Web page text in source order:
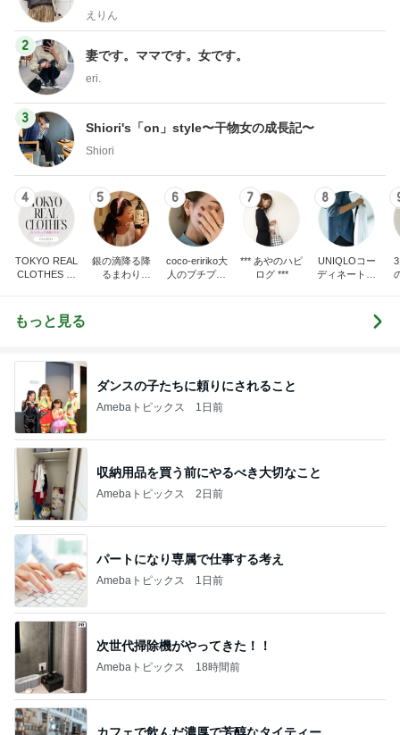
えりん
2
妻です。ママです。女です。
eri.
3
Shiori's「on」style〜干物女の成長記〜
Shiori
4
TOKYO REAL
CLOTHES 大
5
銀の滴降る降
るまわり
6
coco-eririko大
人のプチプラ
7
*** あやのハピ
ログ ***
8
UNIQLOコー
ディネート日
もっと見る
ダンスの子たちに頼りにされること
Amebaトピックス 1日前
収納用品を買う前にやるべき大切なこと
Amebaトピックス 2日前
パートになり専属で仕事する考え
Amebaトピックス 1日前
次世代掃除機がやってきた！！
Amebaトピックス 18時間前